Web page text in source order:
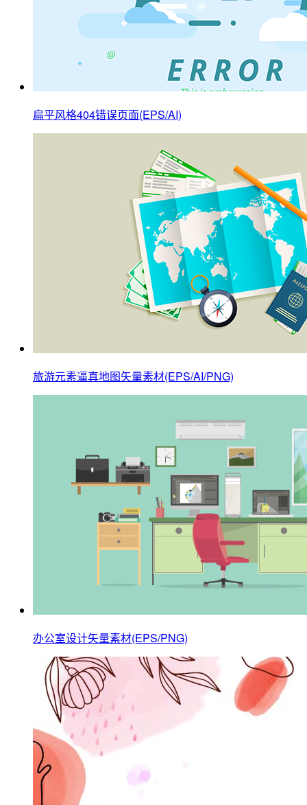
扁平风格404错误页面(EPS/AI)
旅游元素逼真地图矢量素材(EPS/AI/PNG)
办公室设计矢量素材(EPS/PNG)